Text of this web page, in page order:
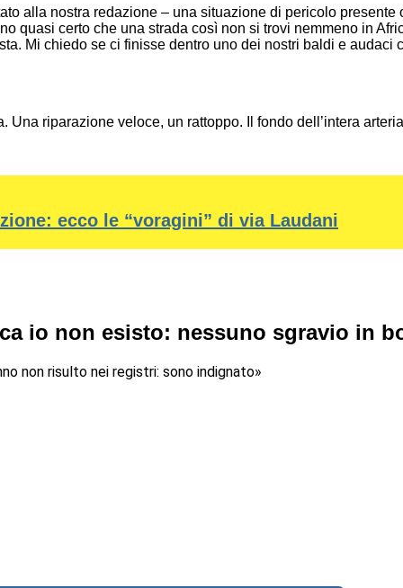
alla nostra redazione – una situazione di pericolo
quasi certo che una strada così non si trovi nemmeno in
Mi chiedo se ci finisse dentro uno dei nostri baldi e audaci
Una riparazione veloce, un rattoppo. Il fondo dell’intera
ecco le “voragini” di via Laudani
io non esisto: nessuno sgravio in
non risulto nei registri: sono indignato»